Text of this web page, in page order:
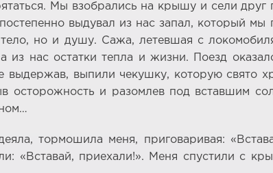
Мы взобрались на крышу и сели
выдувал из нас запал, который
но и душу. Сажа, летевшая с
из нас остатки тепла и жизни. Поезд
выдержав, выпили чекушку, которую свято
осторожность и разомлев под вставшим
тормошила меня, приговаривая:
«Вставай, приехали!». Меня спустили с